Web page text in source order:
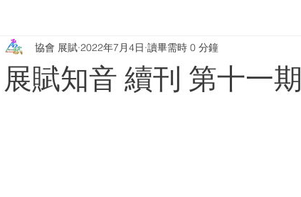
展賦知音 續刊 第十一期
協會 展賦 2022年7月4日 讀畢需時 0 分鐘